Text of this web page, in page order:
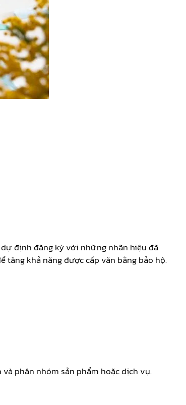
định đăng ký với những nhãn hiệu đã
khả năng được cấp văn bằng bảo hộ.
phân nhóm sản phẩm hoặc dịch vụ.